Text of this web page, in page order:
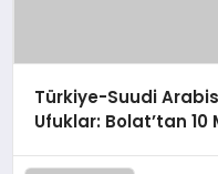
Türkiye-Suudi
Ufuklar: Bolat’tan 10